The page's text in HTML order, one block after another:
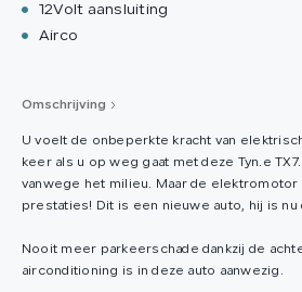
12Volt aansluiting
Airco
Omschrijving
U voelt de onbeperkte kracht van
keer als u op weg gaat met deze Tyn.e
vanwege het milieu. Maar de
prestaties! Dit is een nieuwe auto, hij is nu
Nooit meer parkeerschade dankzij de
airconditioning is in deze auto aanwezig.